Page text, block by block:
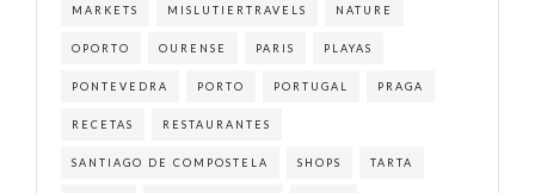
MARKETS MISLUTIERTRAVELS NATURE
OPORTO OURENSE PARIS PLAYAS
PONTEVEDRA PORTO PORTUGAL PRAGA
RECETAS RESTAURANTES
SANTIAGO DE COMPOSTELA SHOPS TARTA